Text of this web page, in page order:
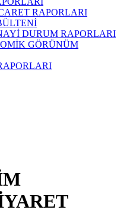
RAPORLARI
DURUM RAPORLARI
GÖRÜNÜM